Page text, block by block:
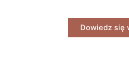
Dowiedz się